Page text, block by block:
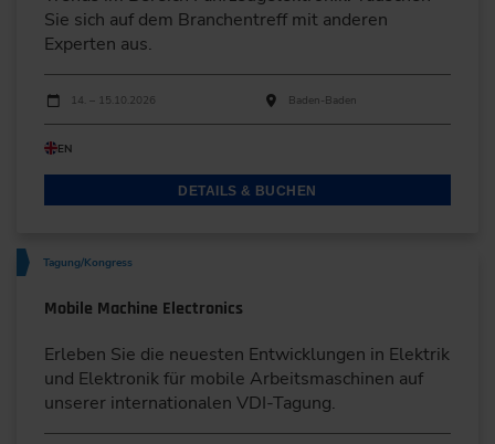
Sie sich auf dem Branchentreff mit anderen
Experten aus.
Durchführungen
Veranstaltungsdatum
14. – 15.10.2026 Baden-Baden
EN
DETAILS & BUCHEN
Tagung/Kongress
Mobile Machine Electronics
Erleben Sie die neuesten Entwicklungen in Elektrik
und Elektronik für mobile Arbeitsmaschinen auf
unserer internationalen VDI-Tagung.